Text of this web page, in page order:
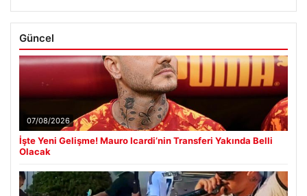
Güncel
07/08/2026
İşte Yeni Gelişme! Mauro Icardi’nin Transferi Yakında Belli
Olacak